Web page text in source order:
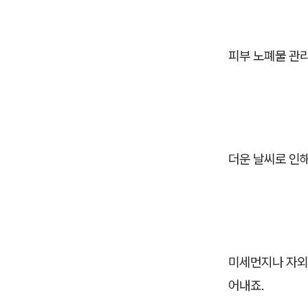
피부 노폐물 관
더운 날씨로 인
미세먼지나 자
어내죠.